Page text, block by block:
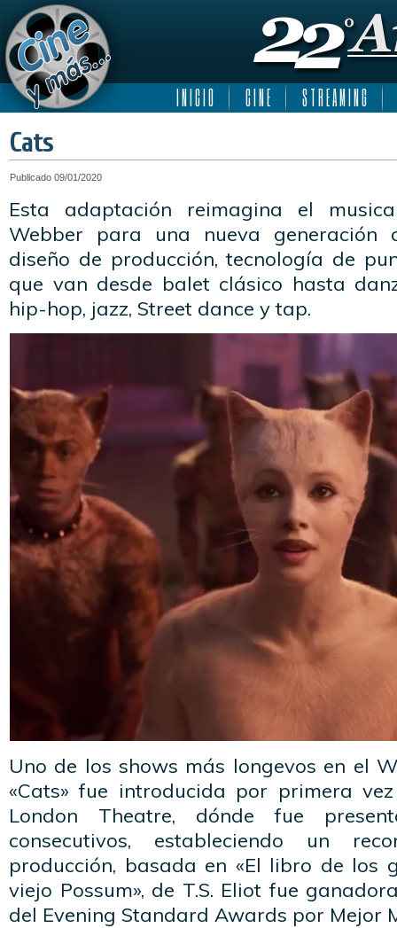
I N I C I O C I N E S T R E A M I N G
Cats
Publicado 09/01/2020
Esta adaptación reimagina el
Webber para una nueva generación
diseño de producción, tecnología de
que van desde balet clásico hasta
hip-hop, jazz, Street dance y tap.
Uno de los shows más longevos en el
«Cats» fue introducida por primera
London Theatre, dónde fue
consecutivos, estableciendo un
producción, basada en «El libro de los
viejo Possum», de T.S. Eliot fue
del Evening Standard Awards por Mejor